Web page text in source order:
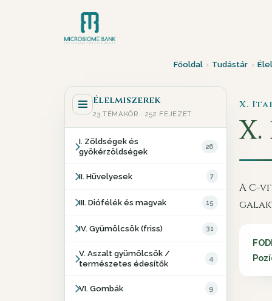
Főoldal › Tudástár ›
Élelmiszerek
23 TÉMAKÖR · 252 FEJEZET
I. Zöldségek és
gyökérzöldségek
26
II. Hüvelyesek 7
III. Diófélék és magvak 15
IV. Gyümölcsök (friss) 31
V. Aszalt gyümölcsök /
természetes édesítők
4
VI. Gombák 9
X.
X.
A C-